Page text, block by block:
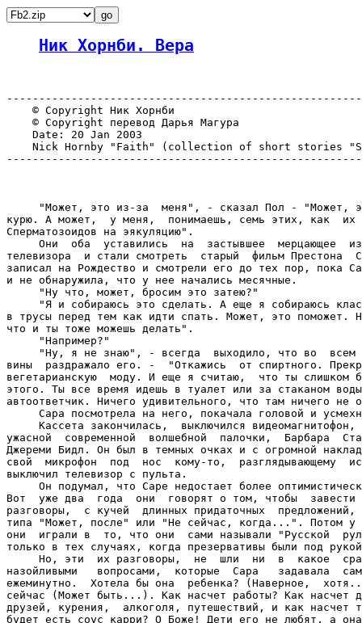
Ник Хорнби. Вера
    © Copyright Ник Хорнби
    © Copyright перевод Дарья Магура